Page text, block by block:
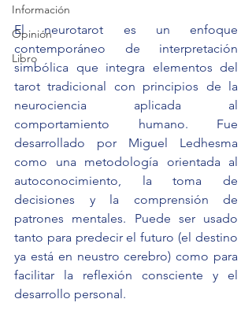
Información
Opinión
Libro
El neurotarot es un enfoque
contemporáneo de interpretación
simbólica que integra elementos del
tarot tradicional con principios de la
neurociencia aplicada al
comportamiento humano. Fue
desarrollado por Miguel Ledhesma
como una metodología orientada al
autoconocimiento, la toma de
decisiones y la comprensión de
patrones mentales. Puede ser usado
tanto para predecir el futuro (el destino
ya está en neustro cerebro) como para
facilitar la reflexión consciente y el
desarrollo personal.